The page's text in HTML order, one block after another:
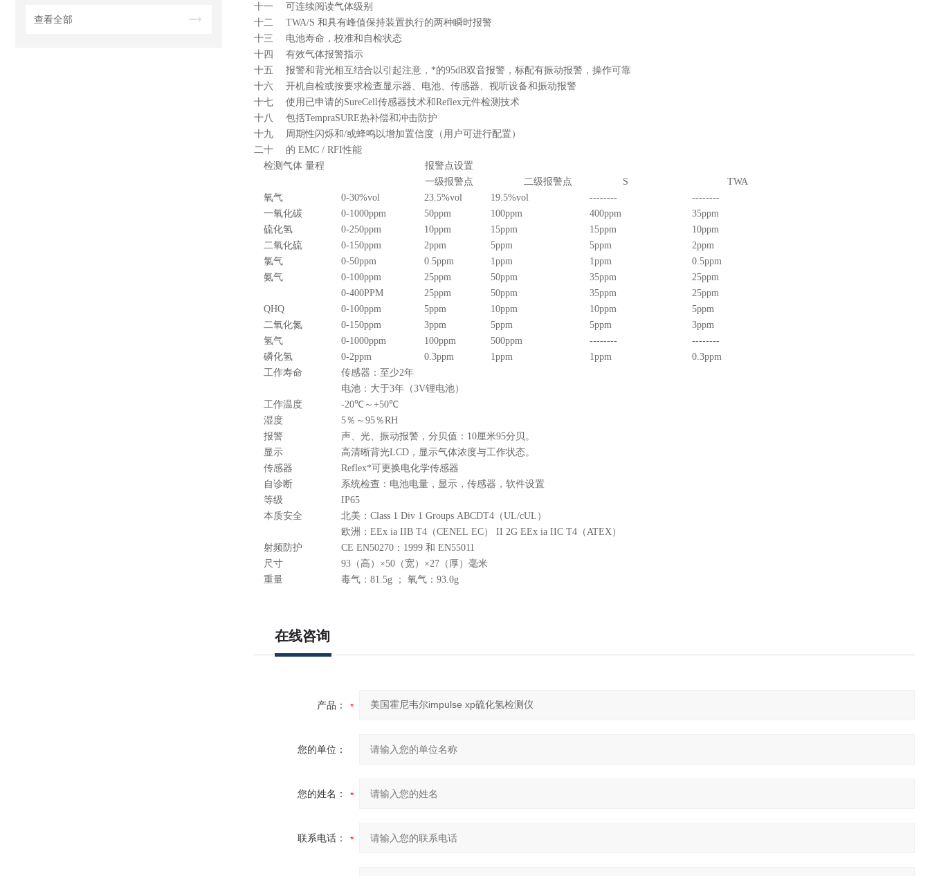
查看全部
十一 可连续阅读气体级别
十二 TWA/S 和具有峰值保持装置执行的两种瞬时报警
十三 电池寿命，校准和自检状态
十四 有效气体报警指示
十五 报警和背光相互结合以引起注意，*的95dB双音报警，标配有振动报警，操作可靠
十六 开机自检或按要求检查显示器、电池、传感器、视听设备和振动报警
十七 使用已申请的SureCell传感器技术和Reflex元件检测技术
十八 包括TempraSURE热补偿和冲击防护
十九 周期性闪烁和/或蜂鸣以增加置信度（用户可进行配置）
二十 的 EMC / RFI性能
检测气体 量程
报警点设置
一级报警点
二级报警点 S
TWA
氧气
0-30%vol 23.5%vol 19.5%vol --------
--------
一氧化碳
0-1000ppm 50ppm 100ppm 400ppm
35ppm
硫化氢
0-250ppm 10ppm 15ppm 15ppm
10ppm
二氧化硫
0-150ppm 2ppm 5ppm 5ppm
2ppm
氯气
0-50ppm 0.5ppm 1ppm 1ppm
0.5ppm
氨气
0-100ppm 25ppm 50ppm 35ppm
25ppm
0-400PPM
25ppm 50ppm 35ppm
25ppm
QHQ
0-100ppm 5ppm 10ppm 10ppm
5ppm
二氧化氮
0-150ppm 3ppm 5ppm 5ppm
3ppm
氢气
0-1000ppm 100ppm 500ppm --------
--------
磷化氢
0-2ppm 0.3ppm 1ppm 1ppm
0.3ppm
工作寿命
传感器：至少2年
电池：大于3年（3V锂电池）
工作温度
-20℃～ +50℃
湿度
5％～ 95％RH
报警
声、光、振动报警，分贝值： 10厘米95分贝。
显示
高清晰背光LCD，显示气体浓度与工作状态。
传感器
Reflex*可更换电化学传感器
自诊断
系统检查：电池电量，显示，传感器，软件设置
等级
IP65
本质安全
北美： Class 1 Div 1 Groups ABCDT4（UL/cUL）
欧洲： EEx ia IIB T4（CENEL EC） II 2G EEx ia IIC T4（ATEX）
射频防护
CE EN50270： 1999 和 EN55011
尺寸
93（高） ×50（宽） ×27（厚）毫米
重量
毒气： 81.5g ； 氧气： 93.0g
在线咨询
产品：
您的单位：
您的姓名：
联系电话：